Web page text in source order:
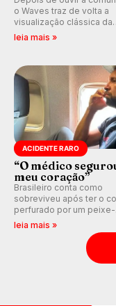
o Waves traz de volta a
visualização clássica da
previsão de águas rasas,
ondas para até 16 dias.
leia mais »
ACIDENTE RARO
“O médico
meu coração”
Brasileiro conta como
sobreviveu após ter o
perfurado por um peixe-
agulha enquanto surfava
leia mais »